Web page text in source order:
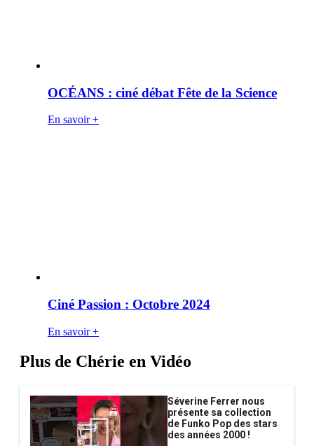
OCÉANS : ciné débat Fête de la Science
En savoir +
Ciné Passion : Octobre 2024
En savoir +
Plus de Chérie en Vidéo
Séverine Ferrer nous
présente sa collection
de Funko Pop des stars
des années 2000 !